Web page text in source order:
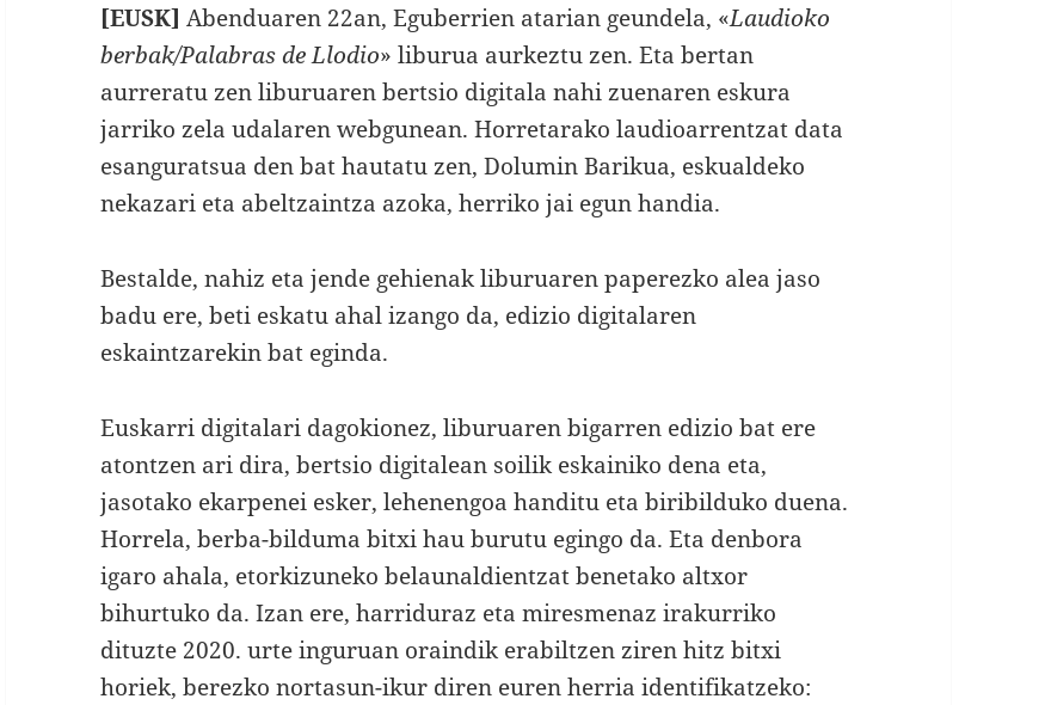
[EUSK] Abenduaren 22an, Eguberrien atarian geundela, «Laudioko
berbak/Palabras de Llodio» liburua aurkeztu zen. Eta bertan
aurreratu zen liburuaren bertsio digitala nahi zuenaren eskura
jarriko zela udalaren webgunean. Horretarako laudioarrentzat data
esanguratsua den bat hautatu zen, Dolumin Barikua, eskualdeko
nekazari eta abeltzaintza azoka, herriko jai egun handia.
Bestalde, nahiz eta jende gehienak liburuaren paperezko alea jaso
badu ere, beti eskatu ahal izango da, edizio digitalaren
eskaintzarekin bat eginda.
Euskarri digitalari dagokionez, liburuaren bigarren edizio bat ere
atontzen ari dira, bertsio digitalean soilik eskainiko dena eta,
jasotako ekarpenei esker, lehenengoa handitu eta biribilduko duena.
Horrela, berba-bilduma bitxi hau burutu egingo da. Eta denbora
igaro ahala, etorkizuneko belaunaldientzat benetako altxor
bihurtuko da. Izan ere, harriduraz eta miresmenaz irakurriko
dituzte 2020. urte inguruan oraindik erabiltzen ziren hitz bitxi
horiek, berezko nortasun-ikur diren euren herria identifikatzeko: